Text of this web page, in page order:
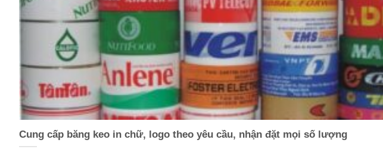
Cung cấp băng keo in chữ, logo theo yêu cầu, nhận đặt mọi số lượng